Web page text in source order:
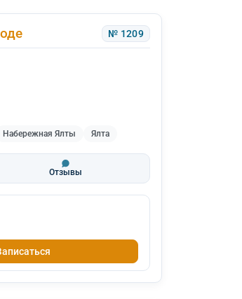
№ 1209
Набережная Ялты Ялта
Отзывы